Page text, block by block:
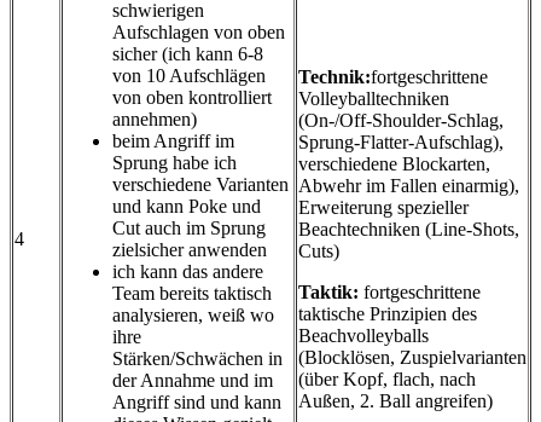
4
schwierigen
Aufschlagen von oben
sicher (ich kann 6-8
von 10 Aufschlägen
von oben kontrolliert
annehmen)
beim Angriff im
Sprung habe ich
verschiedene Varianten
und kann Poke und
Cut auch im Sprung
zielsicher anwenden
ich kann das andere
Team bereits taktisch
analysieren, weiß wo
ihre
Stärken/Schwächen in
der Annahme und im
Angriff sind und kann
Technik:fortgeschrittene
Volleyballtechniken
(On-/Off-Shoulder-Schlag,
Sprung-Flatter-Aufschlag),
verschiedene Blockarten,
Abwehr im Fallen einarmig),
Erweiterung spezieller
Beachtechniken (Line-Shots,
Cuts)
Taktik: fortgeschrittene
taktische Prinzipien des
Beachvolleyballs
(Blocklösen, Zuspielvarianten
(über Kopf, flach, nach
Außen, 2. Ball angreifen)